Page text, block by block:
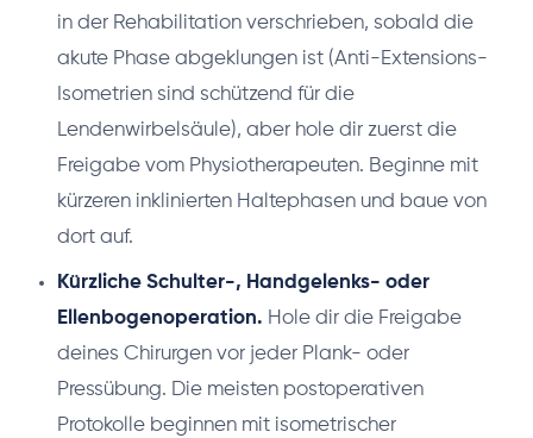
in der Rehabilitation verschrieben, sobald die
akute Phase abgeklungen ist (Anti-Extensions-
Isometrien sind schützend für die
Lendenwirbelsäule), aber hole dir zuerst die
Freigabe vom Physiotherapeuten. Beginne mit
kürzeren inklinierten Haltephasen und baue von
dort auf.
Kürzliche Schulter-, Handgelenks- oder
Ellenbogenoperation. Hole dir die Freigabe
deines Chirurgen vor jeder Plank- oder
Pressübung. Die meisten postoperativen
Protokolle beginnen mit isometrischer